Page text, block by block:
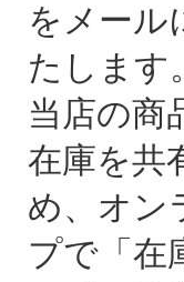
をメール
たします。
当店の商
在庫を共
め、オン
プで「在